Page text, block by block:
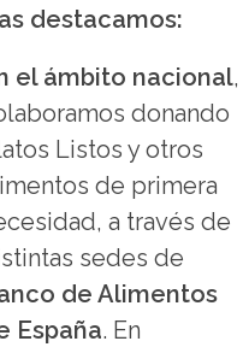
destacamos:
el ámbito nacional,
donando
Listos y otros
de primera
a través de
sedes de
de Alimentos
España. En